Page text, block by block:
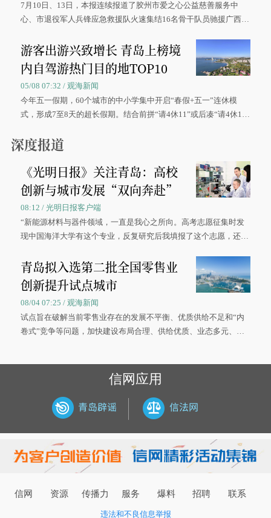
7月10日、13日，本报连续报道了胶州市爱之心公益慈善服务中
心、市退役军人兵锋应急救援队火速集结16名骨干队员驰援广西灾
游客出游兴致增长 青岛上榜境
内自驾游热门目的地TOP10
05/08 07:32 / 观海新闻
今年五一假期，60个城市的中小学集中开启“春假+五一”连休模
式，形成7至8天的超长假期。结合前拼“请4休11”或后凑“请4休1
深度报道
《光明日报》关注青岛：高校
创新与城市发展“双向奔赴”
08:12 / 光明日报客户端
“新能源材料与器件领域，一直是我心之所向。高考志愿征集时发
现中国海洋大学有这个专业，反复研究后我填报了这个志愿，还真
大学材料科学与工程学院材料类专业的录取通知书。
青岛拟入选第二批全国零售业
创新提升试点城市
08/04 07:25 / 观海新闻
试点旨在破解当前零售业存在的发展不平衡、优质供给不足和“内
卷式”竞争等问题，加快建设布局合理、供给优质、业态多元、智
信网应用
信网 资源 传播力 服务 爆料 招聘 联系
违法和不良信息举报